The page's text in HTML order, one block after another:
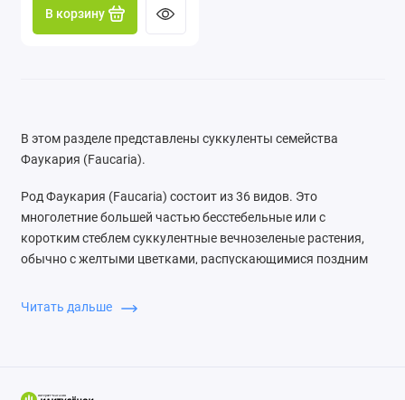
Ластовневые: Хуэрния (Huernia), Пиарантус
(Piaranthus), Стапелия (Stapelia), Орбея
Каменная роза
Очиток (Sedum, седум)
Пахифитум (Pachyphytum)
В корзину
В этом разделе представлены суккуленты семейства
Фаукария (Faucaria).
Род Фаукария (Faucaria) состоит из 36 видов. Это
многолетние большей частью бесстебельные или с
коротким стеблем суккулентные вечнозеленые растения,
обычно с желтыми цветками, распускающимися поздним
высотой 10-15 см. Супротивные, треугольные,
Читать дальше